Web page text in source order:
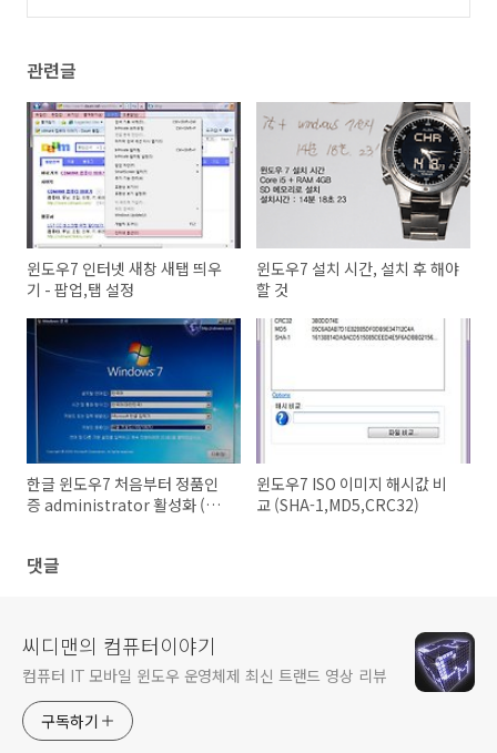
관련글
윈도우7 인터넷 새창 새탭 띄우
기 - 팝업,탭 설정
윈도우7 설치 시간, 설치 후 해야
할 것
한글 윈도우7 처음부터 정품인
증 administrator 활성화 (동
윈도우7 ISO 이미지 해시값 비
교 (SHA-1,MD5,CRC32)
댓글
씨디맨의 컴퓨터이야기
컴퓨터 IT 모바일 윈도우 운영체제 최신 트랜드 영상 리뷰
구독하기